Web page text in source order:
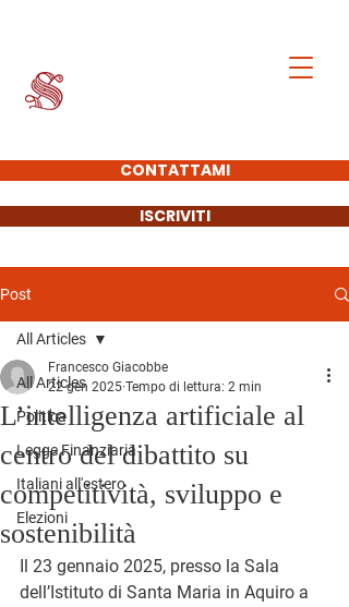
CONTATTAMI
ISCRIVITI
Post
All Articles
Politica
Legge Finanziaria
Italiani all'estero
Elezioni
All Articles
L’intelligenza artificiale al
centro del dibattito su
competitività, sviluppo e
sostenibilità
Francesco Giacobbe
22 gen 2025 Tempo di lettura: 2 min
Il 23 gennaio 2025, presso la Sala
dell’Istituto di Santa Maria in Aquiro a